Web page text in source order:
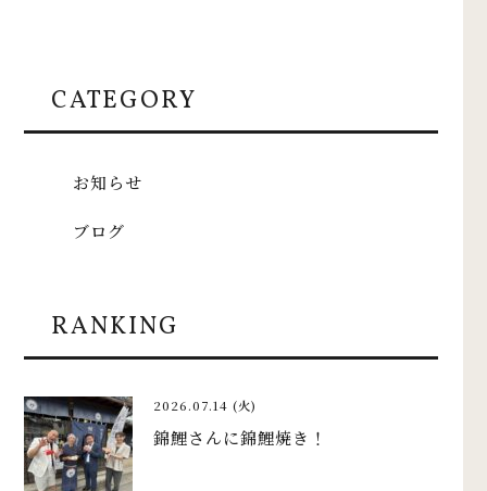
CATEGORY
お知らせ
ブログ
RANKING
2026.07.14 (火)
錦鯉さんに錦鯉焼き！